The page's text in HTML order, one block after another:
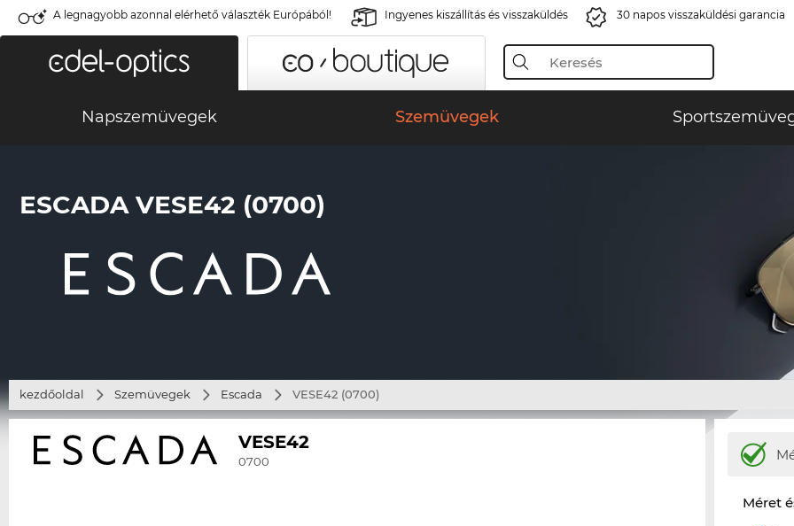
A legnagyobb azonnal elérhető választék Európából! Ingyenes kiszállítás és visszaküldés 30 napos visszaküldési garancia
Napszemüvegek Szemüvegek
ESCADA VESE42 (0700)
kezdőoldal Szemüvegek Escada VESE42 (0700)
VESE42
0700
Méret